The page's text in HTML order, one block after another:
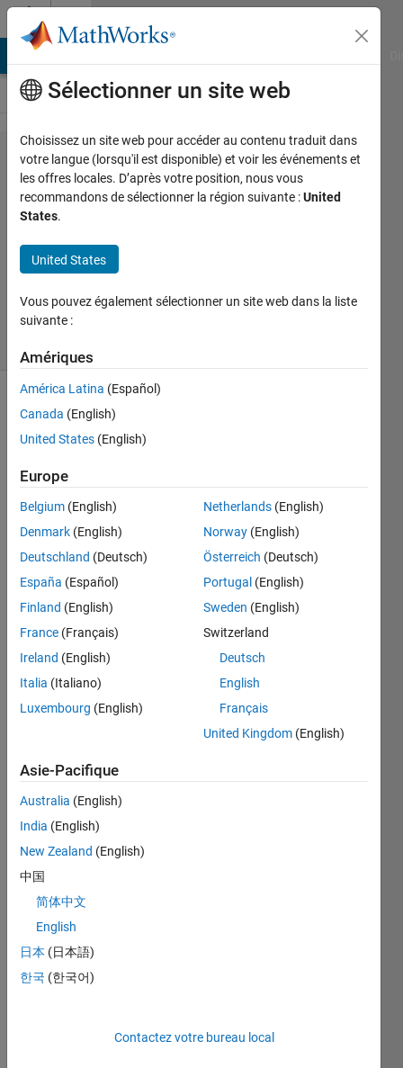
Passer au contenu
Problem
382.
Leaking?
AMITAVA
89
solvers
Graham's
states
that the
rate of
effusion
is
inversely
proportional
square
root of
its
weight.
was
leaking
rate x,
when
filled
with a
gas of
molecular
weight
m, give
the
Sélectionner un site web
Choisissez un site web pour accéder au contenu traduit dans
votre langue (lorsqu'il est disponible) et voir les événements et
les offres locales. D’après votre position, nous vous
recommandons de sélectionner la région suivante :United
States.
United States
Vous pouvez également sélectionner un site web dans la liste
suivante :
Amériques
América Latina (Español)
Canada (English)
United States (English)
Europe
Belgium (English)
Denmark (English)
Deutschland (Deutsch)
España (Español)
Finland (English)
France (Français)
Ireland (English)
Italia (Italiano)
Luxembourg (English)
Netherlands (English)
Norway (English)
Österreich (Deutsch)
Portugal (English)
Sweden (English)
Switzerland
Deutsch
English
Français
United Kingdom (English)
Asie-Pacifique
Australia (English)
India (English)
New Zealand (English)
中国
简体中文
English
日本 (日本語)
한국 (한국어)
Contactez votre bureau local